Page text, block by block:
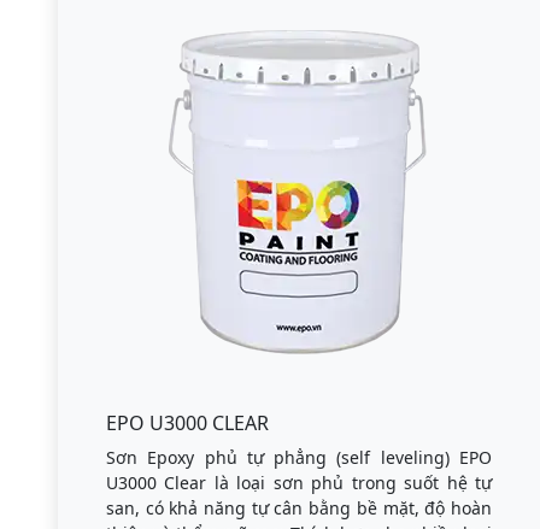
EPO U3000 CLEAR
Sơn Epoxy phủ tự phẳng (self leveling) EPO
U3000 Clear là loại sơn phủ trong suốt hệ tự
san, có khả năng tự cân bằng bề mặt, độ hoàn